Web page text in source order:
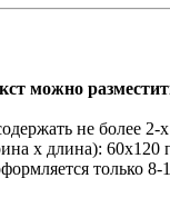
можно
не более 2-
х длина): 60x120
только 8-